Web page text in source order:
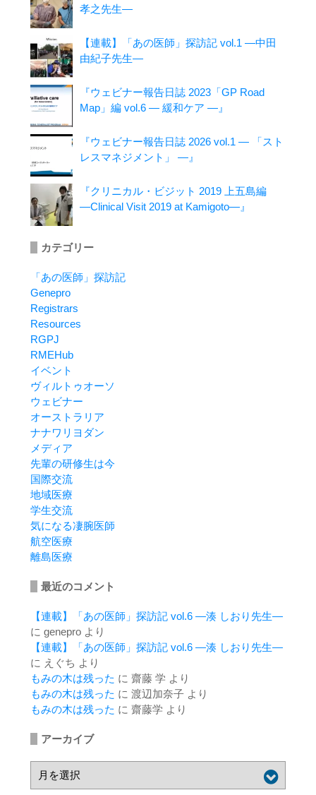
孝之先生―
【連載】「あの医師」探訪記 vol.1 ―中田
由紀子先生―
『ウェビナー報告日誌 2023「GP Road
Map」編 vol.6 ― 緩和ケア ―』
『ウェビナー報告日誌 2026 vol.1 ― 「スト
レスマネジメント」 ―』
『クリニカル・ビジット 2019 上五島編
―Clinical Visit 2019 at Kamigoto―』
カテゴリー
「あの医師」探訪記
Genepro
Registrars
Resources
RGPJ
RMEHub
イベント
ヴィルトゥオーソ
ウェビナー
オーストラリア
ナナワリヨダン
メディア
先輩の研修生は今
国際交流
地域医療
学生交流
気になる凄腕医師
航空医療
離島医療
最近のコメント
【連載】「あの医師」探訪記 vol.6 ―湊 しおり先生―
に geneproより
【連載】「あの医師」探訪記 vol.6 ―湊 しおり先生―
に えぐち より
もみの木は残った に 齋藤 学 より
もみの木は残った に 渡辺加奈子より
もみの木は残った に 齋藤学 より
アーカイブ